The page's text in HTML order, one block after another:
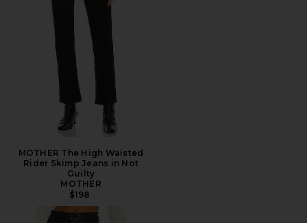
MOTHER The High Waisted
Rider Skimp Jeans in Not
Guilty
MOTHER
$198